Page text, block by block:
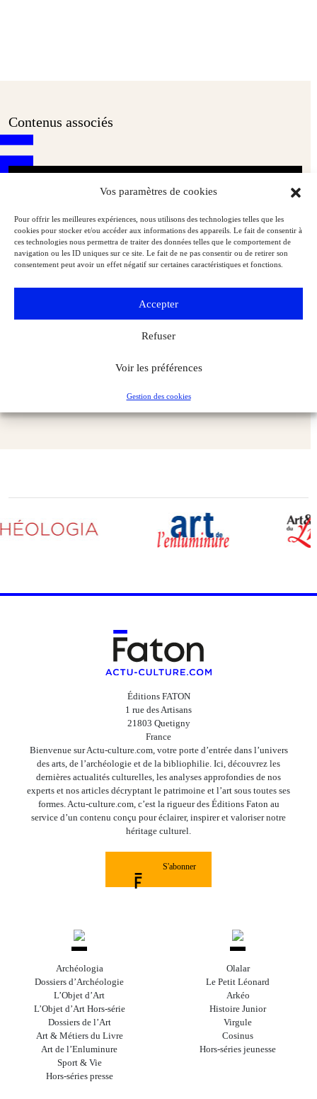
Vos paramètres de cookies
Pour offrir les meilleures expériences, nous utilisons des technologies telles que les
cookies pour stocker et/ou accéder aux informations des appareils. Le fait de consentir à
ces technologies nous permettra de traiter des données telles que le comportement de
navigation ou les ID uniques sur ce site. Le fait de ne pas consentir ou de retirer son
consentement peut avoir un effet négatif sur certaines caractéristiques et fonctions.
Accepter
Refuser
Voir les préférences
Gestion des cookies
Contenus associés
Éditions FATON
1 rue des Artisans
21803 Quetigny
France
Bienvenue sur Actu-culture.com, votre porte d’entrée dans l’univers
des arts, de l’archéologie et de la bibliophilie. Ici, découvrez les
dernières actualités culturelles, les analyses approfondies de nos
experts et nos articles décryptant le patrimoine et l’art sous toutes ses
formes. Actu-culture.com, c’est la rigueur des Éditions Faton au
service d’un contenu conçu pour éclairer, inspirer et valoriser notre
héritage culturel.
S'abonner
Archéologia
Dossiers d’Archéologie
L’Objet d’Art
L’Objet d’Art Hors-série
Dossiers de l’Art
Art & Métiers du Livre
Art de l’Enluminure
Sport & Vie
Hors-séries presse
Olalar
Le Petit Léonard
Arkéo
Histoire Junior
Virgule
Cosinus
Hors-séries jeunesse